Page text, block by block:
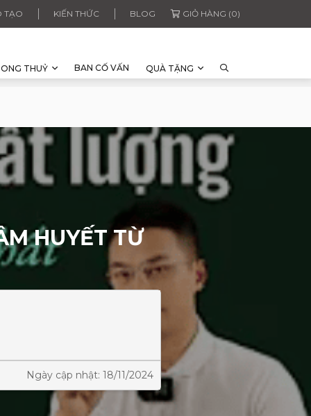
TẠO KIẾN THỨC BLOG GIỎ HÀNG (0)
THUỶ BAN CỐ VẤN QUÀ TẶNG
HUYẾT TỪ
Ngày cập nhật: 18/11/2024